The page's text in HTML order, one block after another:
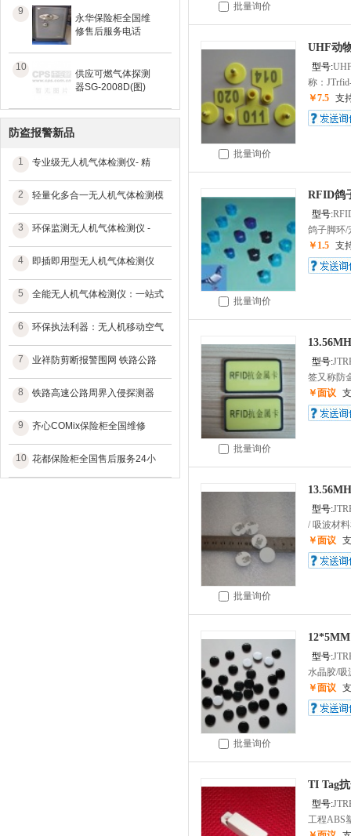
9
永华保险柜全国维
修售后服务电话
10
供应可燃气体探测
器SG-2008D(图)
防盗报警新品
1 专业级无人机气体检测仪- 精
2 轻量化多合一无人机气体检测模
3 环保监测无人机气体检测仪 -
4 即插即用型无人机气体检测仪
5 全能无人机气体检测仪：一站式
6 环保执法利器：无人机移动空气
7 业祥防剪断报警围网 铁路公路
8 铁路高速公路周界入侵探测器
9 齐心COMix保险柜全国维修
10 花都保险柜全国售后服务24小
批量询价
批量询价
UHF动
型号:
称：
￥7.5 支
批量询价
RFID鸽
型号:
鸽子脚环/
￥1.5 支
批量询价
型号:
签又称防
￥面议
批量询价
型号:
/ 吸波材
￥面议
批量询价
型号:
水晶胶/吸
￥面议
TI Tag
型号:
工程ABS